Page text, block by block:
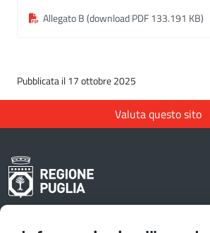
Allegato B (download PDF 133.191 KB)
Pubblicata il 17 ottobre 2025
Valuta questo sito